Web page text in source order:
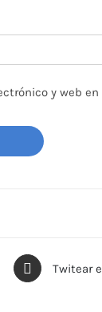
y web
Twitear